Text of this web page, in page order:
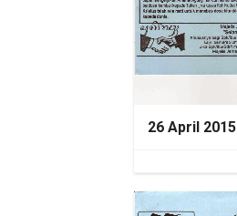
26 April 2015